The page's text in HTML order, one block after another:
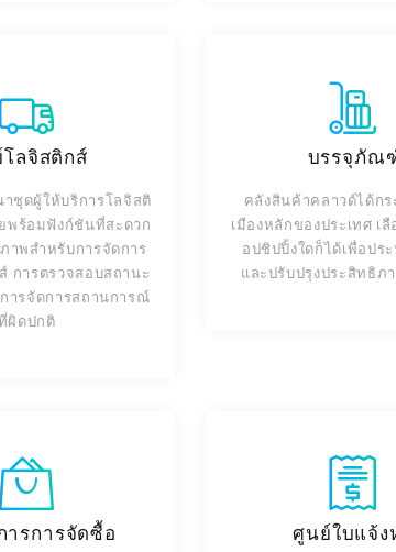
ลจิสติกส์
ชุดผู้ให้บริการโลจิสติ
พร้อมฟังก์ชันที่สะดวก
าพสำหรับการจัดการ
การตรวจสอบสถานะ
ารจัดการสถานการณ์
ผิดปกติ
บรรจุภัณ
คลังสินค้าคลาวด์ได้กร
เมืองหลักของประเทศ เลื
อปชิปปิ้งใดก็ได้เพื่อปร
และปรับปรุงประสิทธิภ
ารการจัดซื้อ ศูนย์ใบแจ้ง